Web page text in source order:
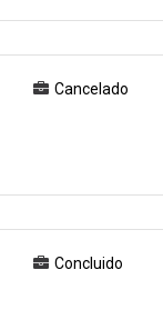
Cancelado
Concluido